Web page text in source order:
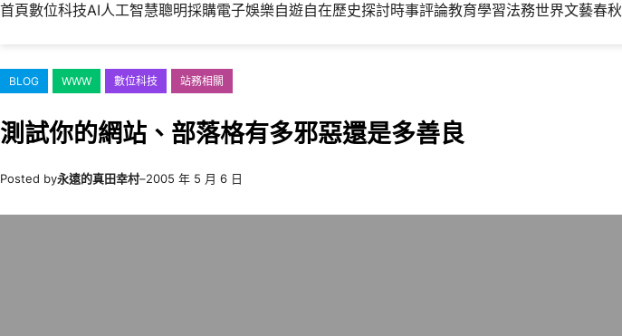
首頁數位科技AI人工智慧聰明採購電子娛樂自遊自在歷史探討時事評論教育學習法務世界文藝春秋
BLOG WWW 數位科技 站務相關
測試你的網站、部落格有多邪惡還是多善良
Posted by永遠的真田幸村–2005 年 5 月 6 日